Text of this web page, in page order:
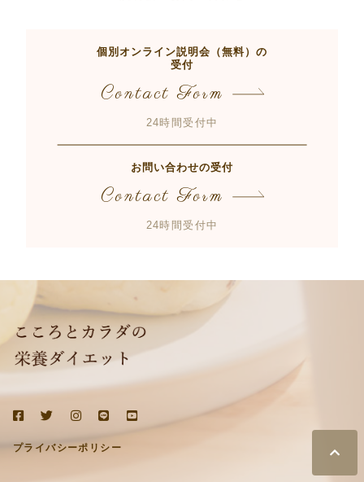
個別オンライン説明会（無料）の
受付
Contact Form
24時間受付中
お問い合わせの受付
Contact Form
24時間受付中
プライバシーポリシー